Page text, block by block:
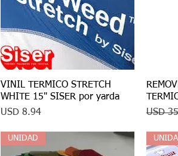
Vista rápida
VINIL TERMICO STRETCH
WHITE 15" SISER por yarda
Precio
USD 8.94
Precio
USD
UNIDAD